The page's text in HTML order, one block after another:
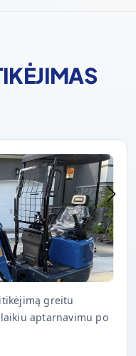
greitu
aptarnavimu po